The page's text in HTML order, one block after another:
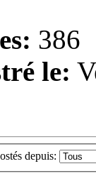
386
le:
depuis: